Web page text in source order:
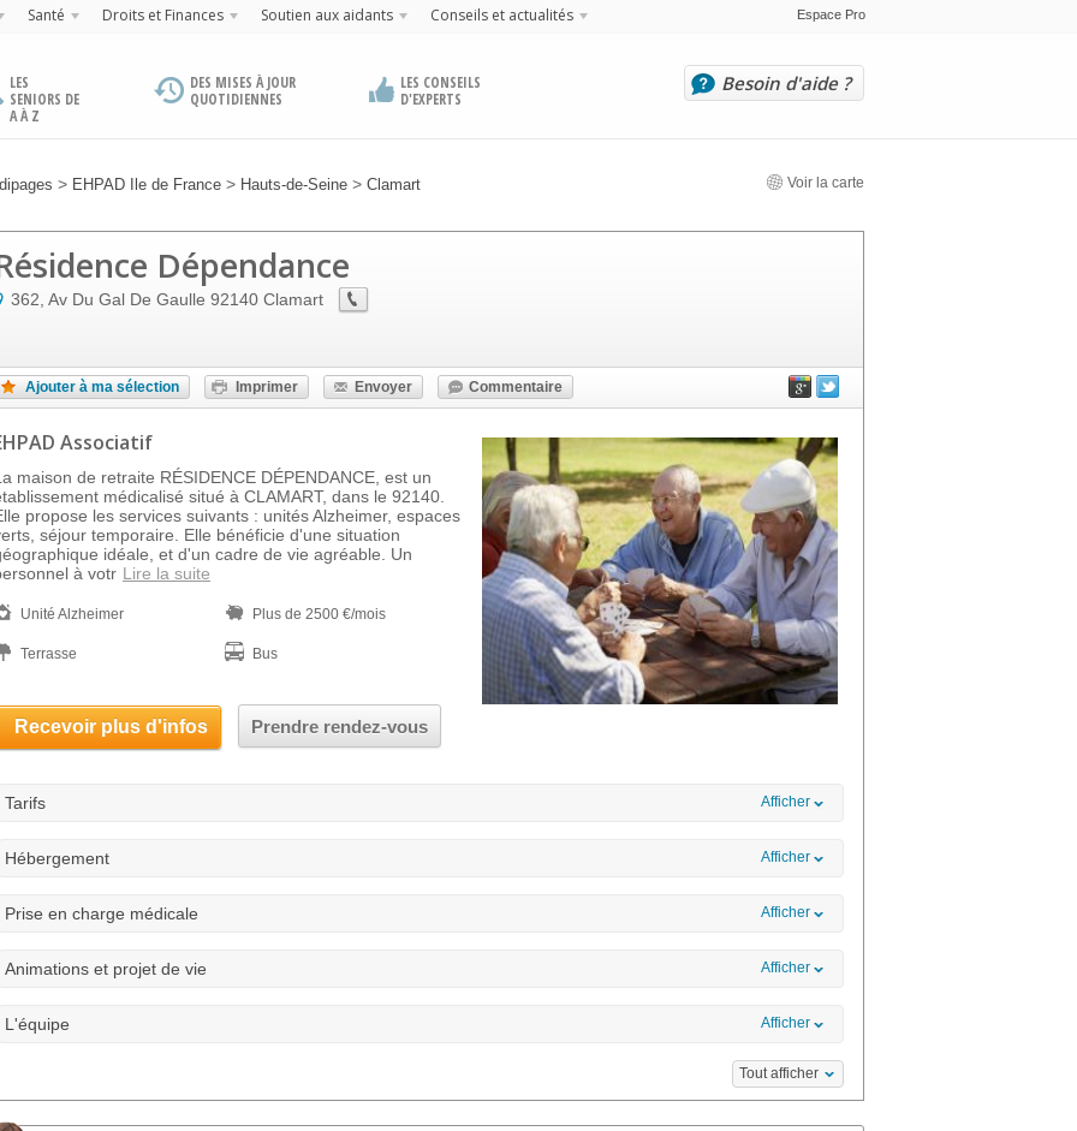
Santé Droits et Finances Soutien aux aidants Conseils et actualités Espace Pro
LES
SENIORS DE
A À Z
DES MISES À JOUR
QUOTIDIENNES
LES CONSEILS
D'EXPERTS
Besoin d'aide ?
> EHPAD Ile de France > Hauts-de-Seine > Clamart Voir la carte
Dépendance
362, Av Du Gal De Gaulle 92140 Clamart
Ajouter à ma sélection Imprimer Envoyer Commentaire
Associatif
maison de retraite RÉSIDENCE DÉPENDANCE, est un
médicalisé situé à CLAMART, dans le 92140.
propose les services suivants : unités Alzheimer, espaces
séjour temporaire. Elle bénéficie d'une situation
idéale, et d'un cadre de vie agréable. Un
à votr Lire la suite
Unité Alzheimer Plus de 2500 €/mois
Terrasse Bus
Recevoir plus d'infos Prendre rendez-vous
Tarifs Afficher
Hébergement Afficher
Prise en charge médicale Afficher
Animations et projet de vie Afficher
L'équipe Afficher
Tout afficher